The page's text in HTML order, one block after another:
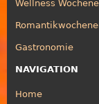
Wellness
Gastronomie
NAVIGATION
Home